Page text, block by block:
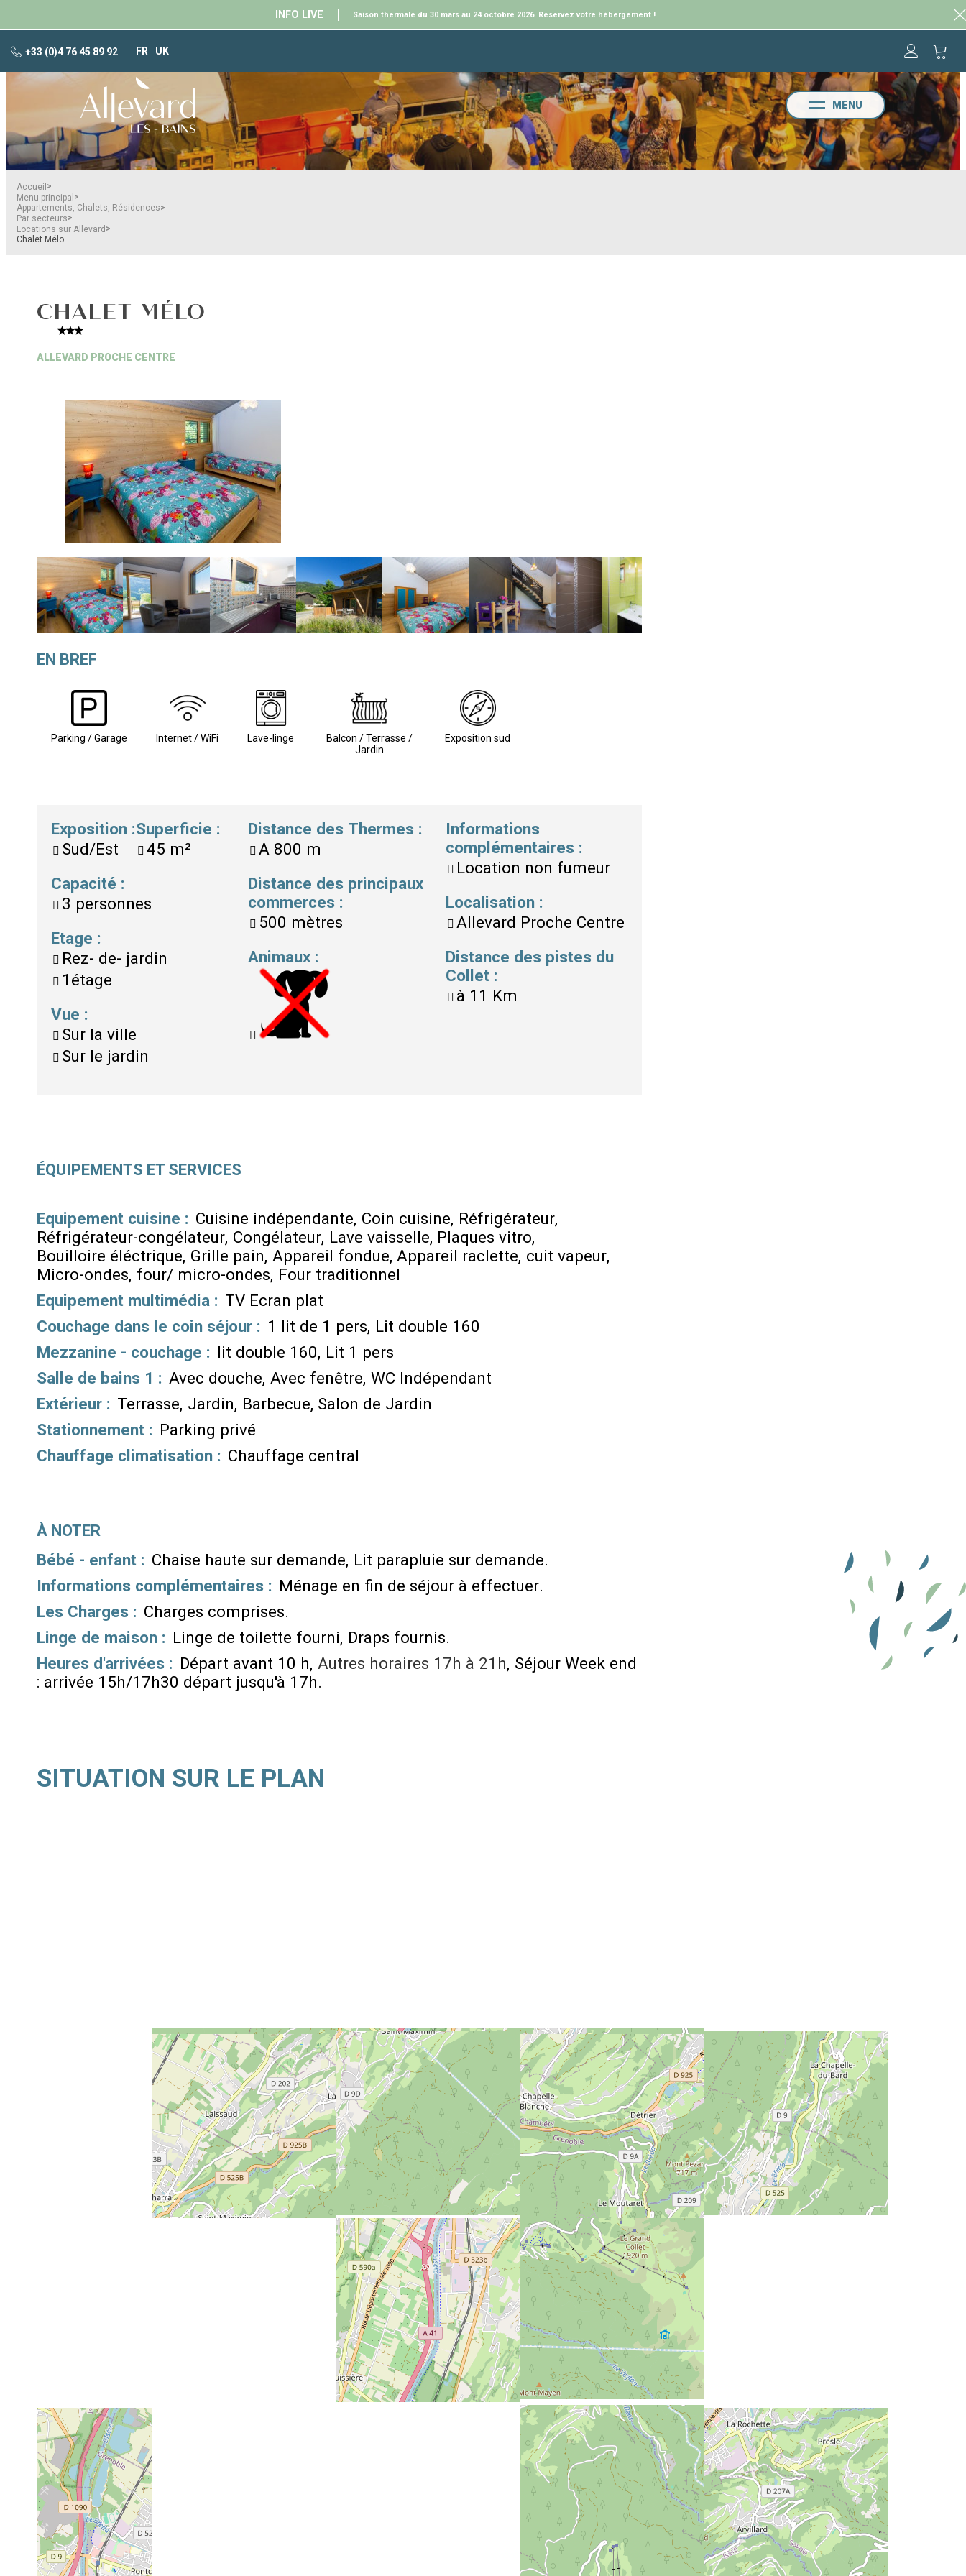
INFO LIVE Saison thermale du 30 mars au 24 octobre 2026. Réservez votre hébergement !
+33 (0)4 76 45 89 92 FR UK
MENU
Accueil >
Menu principal >
Appartements, Chalets, Résidences>
Par secteurs>
Locations sur Allevard >
Chalet Mélo
CHALET MÉLO
ALLEVARD PROCHE CENTRE
EN BREF
Parking / Garage Internet / WiFi Lave-linge
Balcon / Terrasse /
Jardin
Exposition sud
Exposition :
Sud/Est
Superficie :
45 m²
Capacité :
3 personnes
Etage :
Rez- de- jardin
1étage
Vue :
Sur la ville
Sur le jardin
Distance des Thermes :
A 800 m
Distance des principaux
commerces :
500 mètres
Animaux :
Informations
complémentaires :
Location non fumeur
Localisation :
Allevard Proche Centre
Distance des pistes du
Collet :
à 11 Km
ÉQUIPEMENTS ET SERVICES
Equipement cuisine : Cuisine indépendante Coin cuisine Réfrigérateur
Réfrigérateur-congélateur Congélateur Lave vaisselle Plaques vitro
Bouilloire éléctrique Grille pain Appareil fondue Appareil raclette cuit vapeur
Micro-ondes four/ micro-ondes Four traditionnel
Equipement multimédia : TV Ecran plat
Couchage dans le coin séjour : 1 lit de 1 pers Lit double 160
Mezzanine - couchage : lit double 160 Lit 1 pers
Salle de bains 1 : Avec douche Avec fenêtre WC Indépendant
Extérieur : Terrasse Jardin Barbecue Salon de Jardin
Stationnement : Parking privé
Chauffage climatisation : Chauffage central
À NOTER
Bébé - enfant : Chaise haute sur demande Lit parapluie sur demande
Informations complémentaires : Ménage en fin de séjour à effectuer
Les Charges : Charges comprises
Linge de maison : Linge de toilette fourni Draps fournis
Heures d'arrivées : Départ avant 10 h Autres horaires 17h à 21h Séjour Week end
: arrivée 15h/17h30 départ jusqu'à 17h
SITUATION SUR LE PLAN